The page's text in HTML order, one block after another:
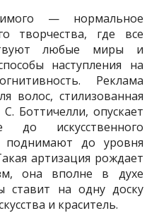
— нормальное
творче­ства, где все
любые миры и
наступления на
Реклама
волос, стилизованная
Боттичелли, опускает
до искусственного
под­нимают до уровня
артизация рождает
она вполне в духе
ставит на одну доску
и краситель.